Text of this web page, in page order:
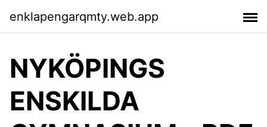
enklapengarqmty.web.app
NYKÖPINGS
ENSKILDA